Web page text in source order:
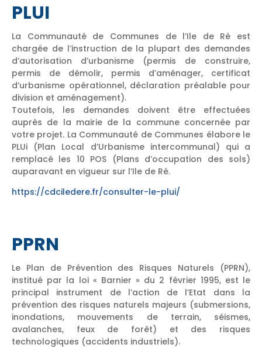
PLUI
La Communauté de Communes de l’Ile de Ré est
chargée de l’instruction de la plupart des demandes
d’autorisation d’urbanisme (permis de construire,
permis de démolir, permis d’aménager, certificat
d’urbanisme opérationnel, déclaration préalable pour
division et aménagement).
Toutefois, les demandes doivent être effectuées
auprès de la mairie de la commune concernée par
votre projet. La Communauté de Communes élabore le
PLUi (Plan Local d’Urbanisme intercommunal) qui a
remplacé les 10 POS (Plans d’occupation des sols)
auparavant en vigueur sur l’Ile de Ré.
https://cdciledere.fr/consulter-le-plui/
PPRN
Le Plan de Prévention des Risques Naturels (PPRN),
institué par la loi « Barnier » du 2 février 1995, est le
principal instrument de l’action de l’Etat dans la
prévention des risques naturels majeurs (submersions,
inondations, mouvements de terrain, séismes,
avalanches, feux de forêt) et des risques
technologiques (accidents industriels).